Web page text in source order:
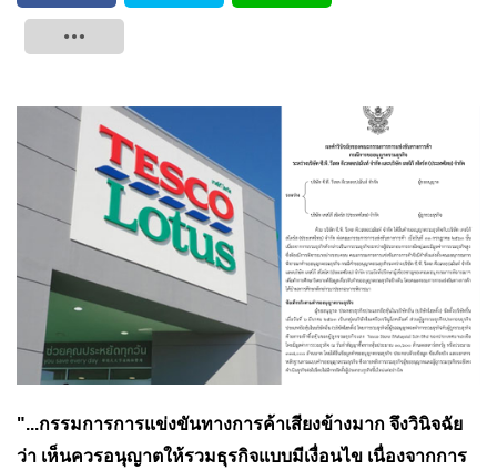
"...กรรมการการแข่งขันทางการค้าเสียงข้างมาก จึงวินิจฉัย
ว่า เห็นควรอนุญาตให้รวมธุรกิจแบบมีเงื่อนไข เนื่องจากการ